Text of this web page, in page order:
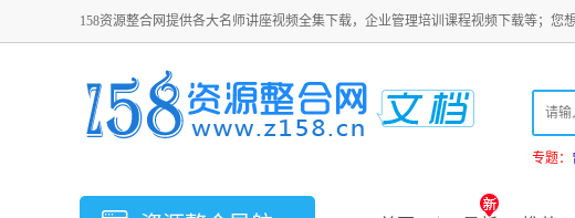
158资源整合网提供各大名师讲座视频全集下载，企业管理培训课程视频下载等；您
专题：